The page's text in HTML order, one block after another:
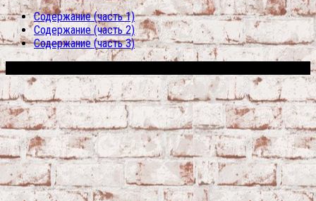
Содержание (часть 1)
Содержание (часть 2)
Содержание (часть 3)